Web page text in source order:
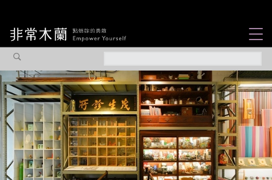
觀點專欄
焦點企劃
社會企業
認識我們